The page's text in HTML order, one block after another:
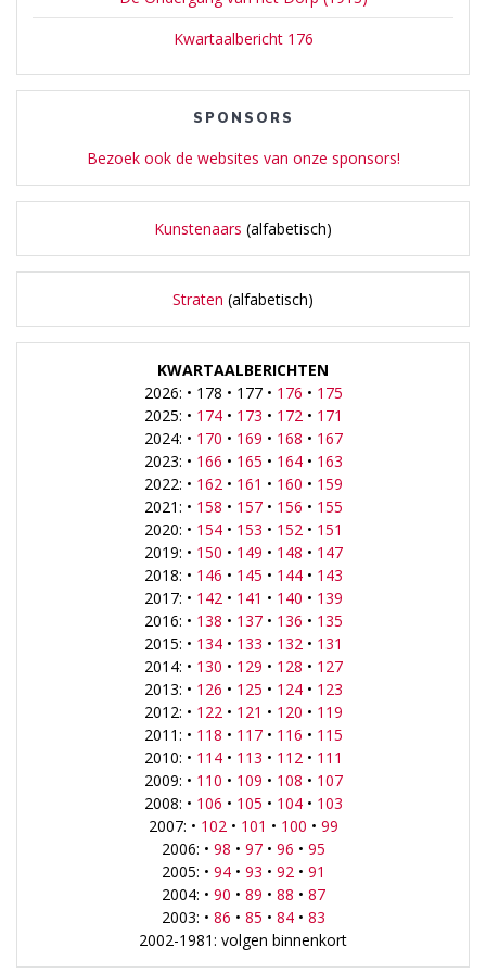
Kwartaalbericht 176
SPONSORS
Bezoek ook de websites van onze sponsors!
Kunstenaars (alfabetisch)
Straten (alfabetisch)
KWARTAALBERICHTEN
2026: • 178 • 177 • 176 • 175
2025: • 174• 173 • 172 • 171
2024: • 170 • 169 • 168 • 167
2023: • 166 • 165 • 164• 163
2022: • 162 • 161 • 160 • 159
2021: • 158 • 157• 156 • 155
2020: • 154• 153 • 152 • 151
2019: • 150 • 149 • 148 • 147
2018: • 146 • 145 • 144• 143
2017: • 142 • 141 • 140 • 139
2016: • 138 • 137• 136 • 135
2015: • 134• 133 • 132 • 131
2014: • 130 • 129 • 128 • 127
2013: • 126 • 125 • 124• 123
2012: • 122 • 121 • 120 • 119
2011: • 118 • 117• 116 • 115
2010: • 114• 113 • 112 • 111
2009: • 110 • 109 • 108 • 107
2008: • 106 • 105 • 104• 103
2007: • 102 • 101 • 100 • 99
2006: • 98 • 97• 96 • 95
2005: • 94• 93 • 92 • 91
2004: • 90 • 89 • 88 • 87
2003: • 86 • 85 • 84• 83
2002-1981: volgen binnenkort